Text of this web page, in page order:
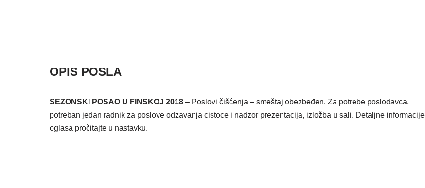
OPIS POSLA
SEZONSKI POSAO U FINSKOJ 2018 – Poslovi čišćenja – smeštaj obezbeđen. Za potrebe poslodavca,
potreban jedan radnik za poslove odzavanja cistoce i nadzor prezentacija, izložba u sali. Detaljne informacije
oglasa pročitajte u nastavku.